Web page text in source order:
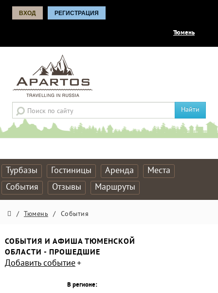
ВХОД РЕГИСТРАЦИЯ
Тюмень
Найти
Турбазы Гостиницы Аренда
Места
События
Отзывы Маршруты
/ Тюмень / События
СОБЫТИЯ И АФИША ТЮМЕНСКОЙ
ОБЛАСТИ - ПРОШЕДШИЕ
Добавить событие
В регионе: